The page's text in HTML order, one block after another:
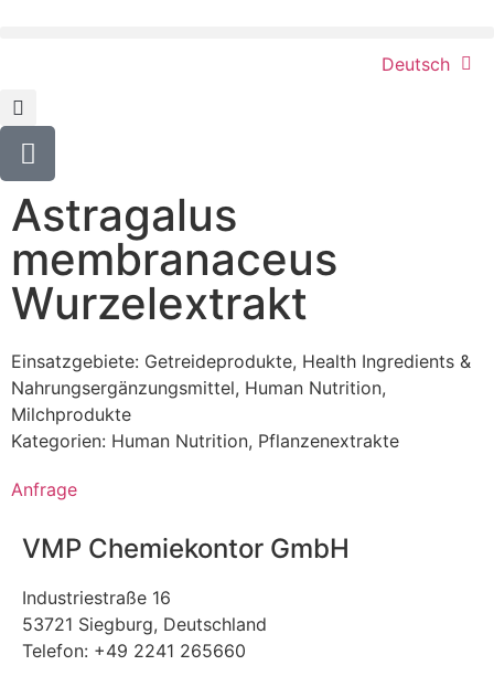
Deutsch
Astragalus
membranaceus
Wurzelextrakt
Einsatzgebiete: Getreideprodukte, Health Ingredients &
Nahrungsergänzungsmittel, Human Nutrition,
Milchprodukte
Kategorien: Human Nutrition, Pflanzenextrakte
Anfrage
VMP Chemiekontor GmbH
Industriestraße 16
53721 Siegburg, Deutschland
Telefon: +49 2241 265660